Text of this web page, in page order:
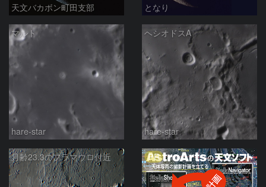
天文バカボン町田支部 となり
マルト
hare-star
ヘシオドスA
hare-star
月齢23.3のフラマウロ付近 PR